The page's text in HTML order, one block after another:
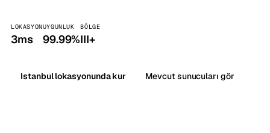
LOKASYON
3ms
UYGUNLUK
99.99%
BÖLGE
III+
Istanbul lokasyonunda kur Mevcut sunucuları gör